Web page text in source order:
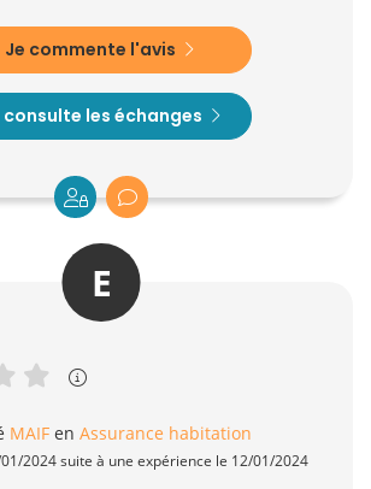
Je commente l'avis
consulte les échanges
E
MAIF en Assurance habitation
2024 suite à une expérience le 12/01/2024